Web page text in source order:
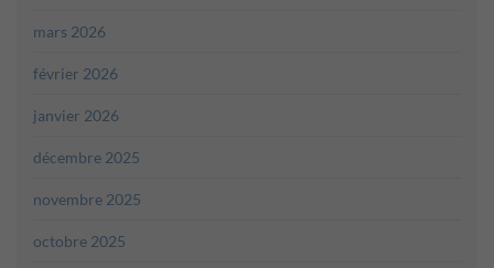
mars 2026
février 2026
janvier 2026
décembre 2025
novembre 2025
octobre 2025